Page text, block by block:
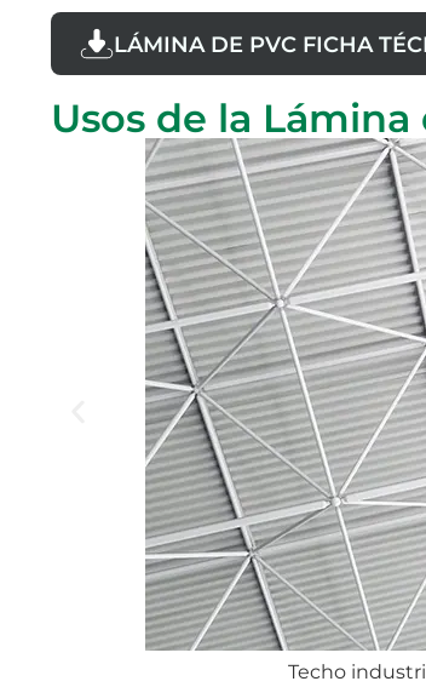
LÁMINA DE PVC FICHA
Usos de la Lámina
Techo